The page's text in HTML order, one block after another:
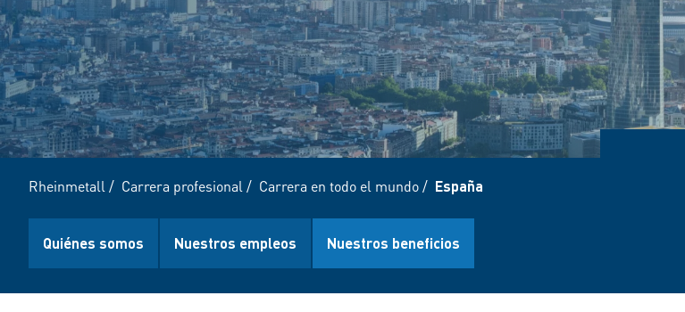
Rheinmetall / Carrera profesional / Carrera en todo el mundo/ España
Quiénes somos Nuestros empleos Nuestros beneficios